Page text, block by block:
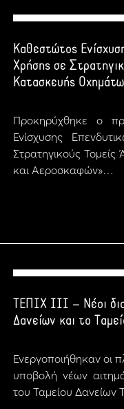
Καθεστώτος
Χρήσης σε
Κατασκευής
Προκηρύχθηκε ο
Ενίσχυσης
Στρατηγικούς
και Αεροσκαφών»…
ΤΕΠΙΧ ΙΙΙ – Νέοι
Δανείων και το
Ενεργοποιήθηκαν οι
υποβολή νέων
του Ταμείου Δανείων